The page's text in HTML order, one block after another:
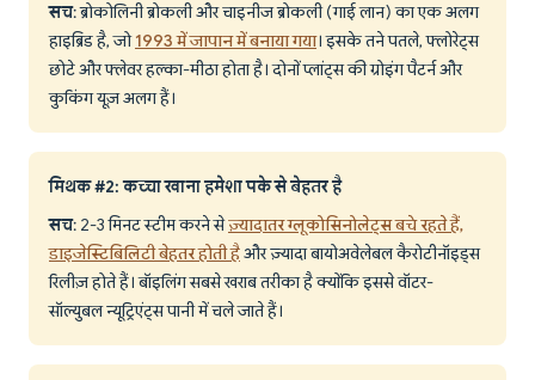
सच: ब्रोकोलिनी ब्रोकली और चाइनीज ब्रोकली (गाई लान) का एक अलग
हाइब्रिड है, जो1993 में जापान में बनाया गया। इसके तने पतले, फ्लोरेट्स
छोटे और फ्लेवर हल्का-मीठा होता है। दोनों प्लांट्स की ग्रोइंग पैटर्न और
कुकिंग यूज़ अलग हैं।
मिथक #2: कच्चा खाना हमेशा पके से बेहतर है
सच: 2-3 मिनट स्टीम करने सेज़्यादातर ग्लूकोसिनोलेट्स बचे रहते हैं,
डाइजेस्टिबिलिटी बेहतर होती हैऔर ज़्यादा बायोअवेलेबल कैरोटीनॉइड्स
रिलीज़ होते हैं। बॉइलिंग सबसे खराब तरीका है क्योंकि इससे वॉटर-
सॉल्युबल न्यूट्रिएंट्स पानी में चले जाते हैं।